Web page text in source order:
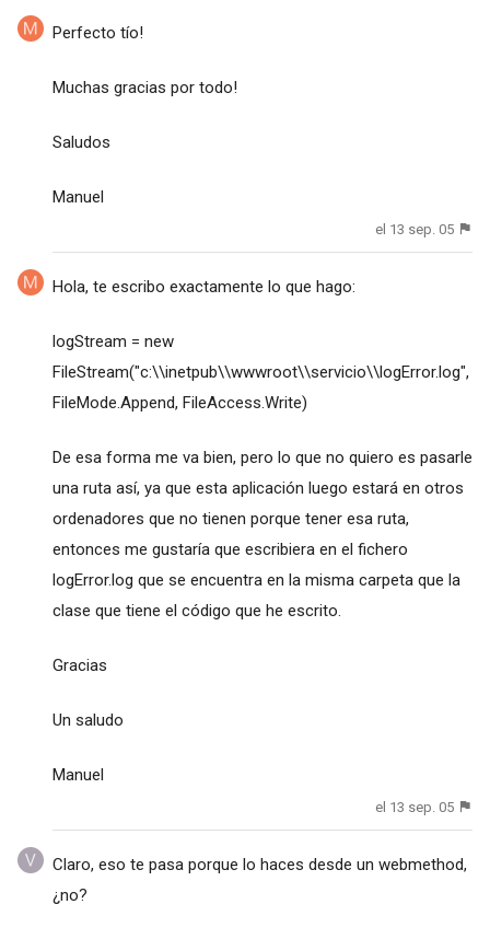
Perfecto tío!
Muchas gracias por todo!
Saludos
Manuel
el 13 sep. 05
Hola, te escribo exactamente lo que hago:
logStream = new
FileStream("c:\\inetpub\\wwwroot\\servicio\\logError.log",
FileMode.Append, FileAccess.Write)
De esa forma me va bien, pero lo que no quiero es pasarle
una ruta así, ya que esta aplicación luego estará en otros
ordenadores que no tienen porque tener esa ruta,
entonces me gustaría que escribiera en el fichero
logError.log que se encuentra en la misma carpeta que la
clase que tiene el código que he escrito.
Gracias
Un saludo
Manuel
el 13 sep. 05
Claro, eso te pasa porque lo haces desde un webmethod,
¿no?